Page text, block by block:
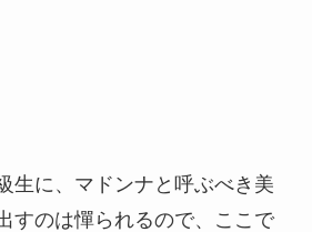
生に、マドンナと呼ぶべき美
すのは憚られるので、ここで